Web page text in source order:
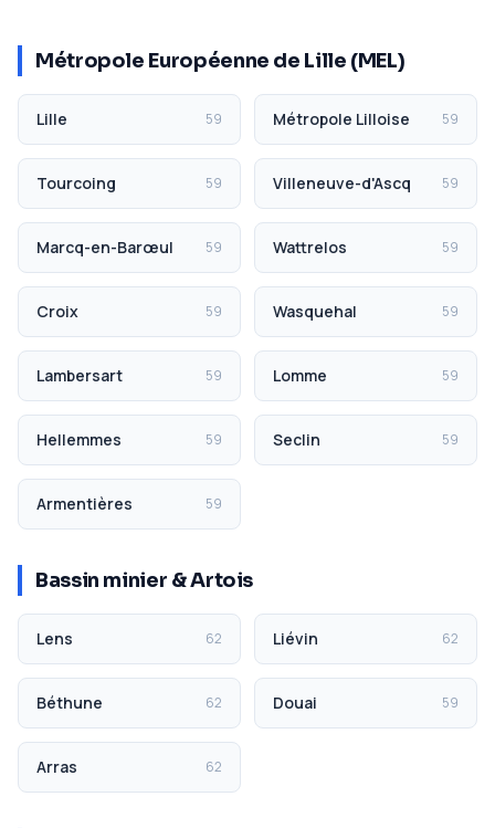
Métropole Européenne de Lille (MEL)
Lille 59 Métropole Lilloise 59
Tourcoing 59 Villeneuve-d'Ascq 59
Marcq-en-Barœul 59 Wattrelos 59
Croix 59 Wasquehal 59
Lambersart 59 Lomme 59
Hellemmes 59 Seclin 59
Armentières 59
Bassin minier & Artois
Lens 62 Liévin 62
Béthune 62 Douai 59
Arras 62